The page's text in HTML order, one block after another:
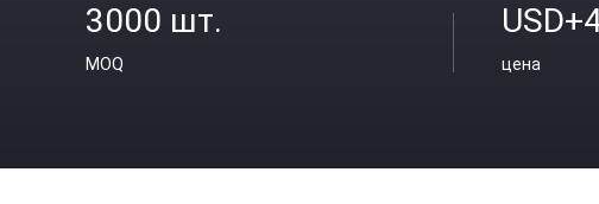
3000 шт.
MOQ цена